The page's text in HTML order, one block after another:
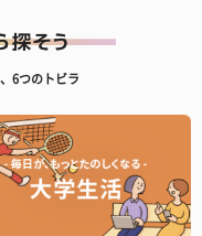
6つのトビラ